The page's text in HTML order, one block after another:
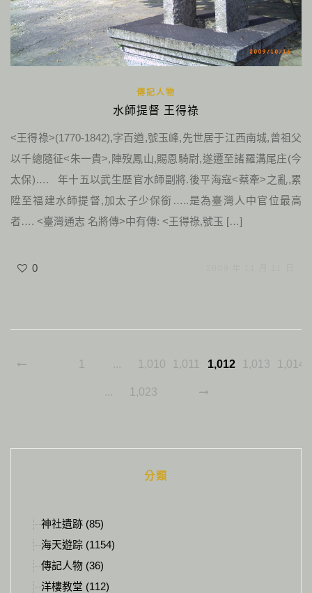
傳記人物
水師提督 王得祿
<王得祿>(1770-1842),字百遒,號玉峰,先世居于江西南城,曾祖父
以千總隨征<朱一貴>,陣歿鳳山,賜恩騎尉,遂遷至諸羅溝尾庄(今
太保)…. 年十五以武生歷官水師副將.後平海寇<蔡牽>之亂,累
陞至福建水師提督,加太子少保銜…..是為臺灣人中官位最高
者…. <臺灣通志 名將傳>中有傳: <王得祿,號玉 […]
0
1 ... 1,010 1,011 1,012 1,013 1,014
... 1,023
分類
神社遺跡 (85)
海天遊踪 (1154)
傳記人物 (36)
洋樓教堂 (112)